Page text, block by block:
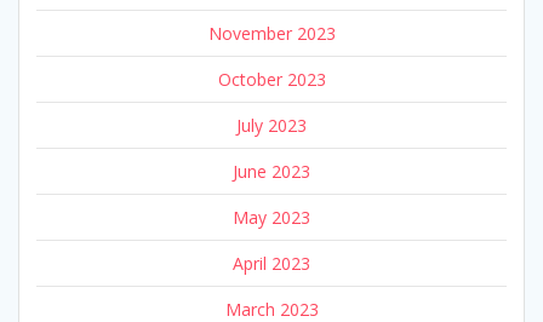
November 2023
October 2023
July 2023
June 2023
May 2023
April 2023
March 2023